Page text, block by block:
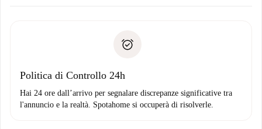
Domiciliazione del pagamento
solo se non segnali problemi.
Politica di Controllo 24h
Hai 24 ore dall’arrivo per segnalare discrepanze significative tra
l'annuncio e la realtà. Spotahome si occuperà di risolverle.